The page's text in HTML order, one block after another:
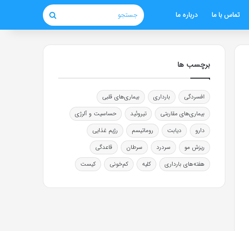
تماس با ما درباره ما جستجو
برچسب ها
افسردگی بارداری
بیماری‌های قلبی
بیماری‌های مقاربتی
تیروئید
حساسیت و آلرژی
دارو
دیابت روماتیسم
رژیم غذایی
ریزش مو
سردرد سرطان
قاعدگی
هفته‌های بارداری
کلیه کم‌خونی کیست